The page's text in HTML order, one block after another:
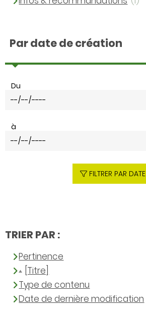
Par date de création
Du
à
FILTRER PAR DATE
TRIER PAR :
Pertinence
[Titre]
Type de contenu
Date de dernière modification